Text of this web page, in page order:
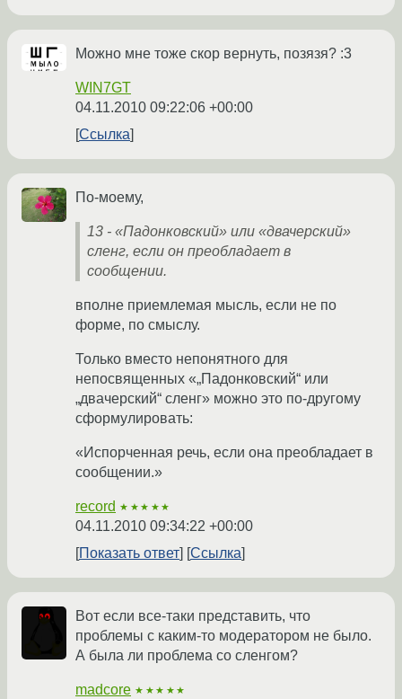
Можно мне тоже скор вернуть, позязя? :3
WIN7GT
04.11.2010 09:22:06 +00:00
Ссылка
По-моему,
13 - «Падонковский» или «двачерский»
сленг, если он преобладает в
сообщении.
вполне приемлемая мысль, если не по
форме, по смыслу.
Только вместо непонятного для
непосвященных «„Падонковский“ или
„двачерский“ сленг» можно это по-другому
сформулировать:
«Испорченная речь, если она преобладает в
сообщении.»
record ★★★★★
04.11.2010 09:34:22 +00:00
Показать ответ
Ссылка
Вот если все-таки представить, что
проблемы с каким-то модератором не было.
А была ли проблема со сленгом?
madcore ★★★★★